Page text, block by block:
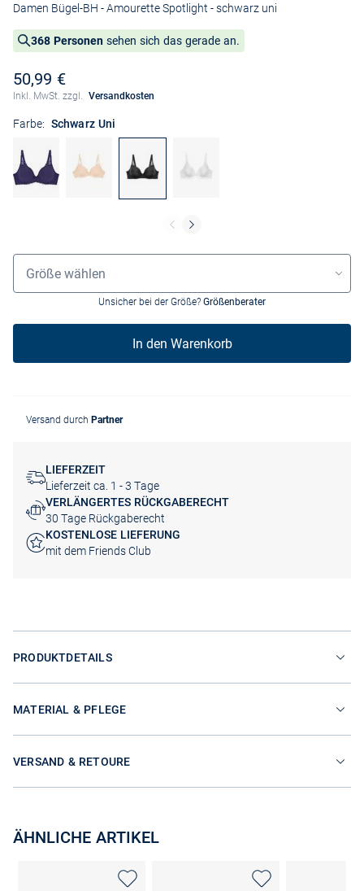
Damen Bügel-BH - Amourette Spotlight - schwarz uni
368 Personen sehen sich das gerade an.
50,99 €
Inkl. MwSt. zzgl. Versandkosten
Farbe: Schwarz Uni
Größenauswahl
Größe wählen
Unsicher bei der Größe? Größenberater
In den Warenkorb
Versand durch Partner
LIEFERZEIT
Lieferzeit ca. 1 - 3 Tage
VERLÄNGERTES RÜCKGABERECHT
30 Tage Rückgaberecht
KOSTENLOSE LIEFERUNG
mit dem Friends Club
PRODUKTDETAILS
MATERIAL & PFLEGE
VERSAND & RETOURE
ÄHNLICHE ARTIKEL